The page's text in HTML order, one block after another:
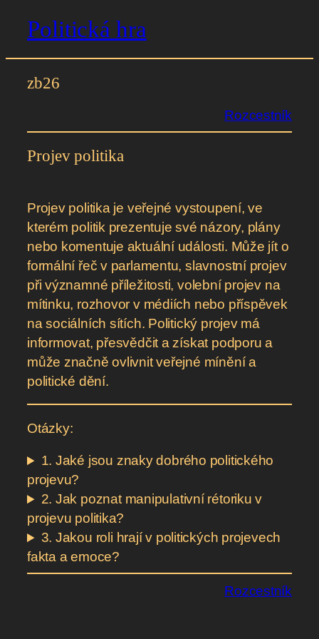
Přeskočit
obsah
Politická hra
zb26
Rozcestník
Projev politika
Projev politika je veřejné vystoupení, ve
kterém politik prezentuje své názory, plány
nebo komentuje aktuální události. Může jít o
formální řeč v parlamentu, slavnostní projev
při významné příležitosti, volební projev na
mítinku, rozhovor v médiích nebo příspěvek
na sociálních sítích. Politický projev má
informovat, přesvědčit a získat podporu a
může značně ovlivnit veřejné mínění a
politické dění.
Otázky:
1. Jaké jsou znaky dobrého politického
projevu?
2. Jak poznat manipulativní rétoriku v
projevu politika?
3. Jakou roli hrají v politických projevech
fakta a emoce?
Rozcestník